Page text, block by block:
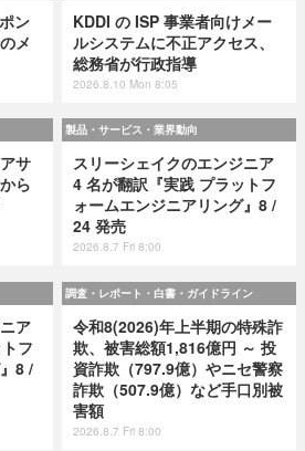
ン
メ
KDDI の ISP 事業者向けメー
ルシステムに不正アクセス、
総務省が行政指導
2026.8.10 Mon 8:05
サ
ら
製品・サービス・業界動向
スリーシェイクのエンジニア
4 名が翻訳『実践 プラットフ
ォームエンジニアリング』8 /
24 発売
2026.8.7 Fri 8:00
ア
フ
8 /
調査・レポート・白書・ガイドライン
令和8(2026)年上半期の特殊詐
欺、被害総額1,816億円 ～ 投
資詐欺（797.9億）やニセ警察
詐欺（507.9億）など手口別被
害額
2026.8.7 Fri 8:00